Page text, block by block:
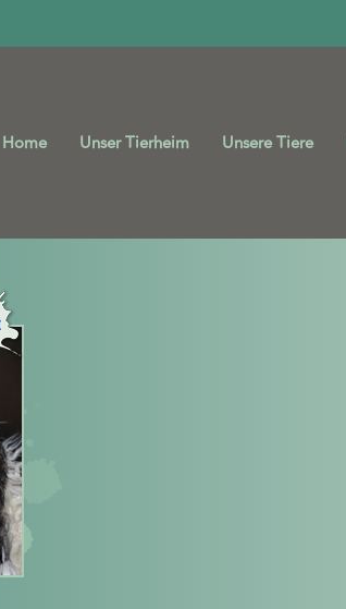
Home Unser Tierheim Unsere Tiere